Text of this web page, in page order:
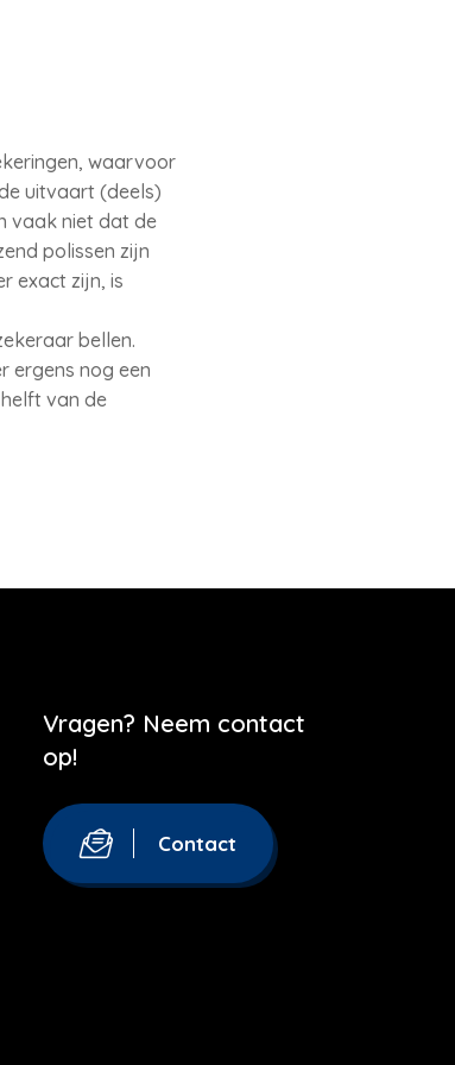
waarvoor
uitvaart (deels)
vaak niet dat de
polissen zijn
exact zijn, is
bellen.
ergens nog een
van de
Vragen? Neem contact
op!
Contact